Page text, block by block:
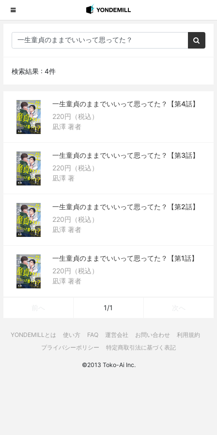
検索結果 : 4件
一生童貞のままでいいって思ってた？【第4話】
220円（税込）
凪澤 著者
一生童貞のままでいいって思ってた？【第3話】
220円（税込）
凪澤 著
一生童貞のままでいいって思ってた？【第2話】
220円（税込）
凪澤 著者
一生童貞のままでいいって思ってた？【第1話】
220円（税込）
凪澤 著者
1/1
YONDEMILLとは 使い方 FAQ 運営会社 お問い合わせ
利用規約
プライバシーポリシー
特定商取引法に基づく表記
©2013 Toko-Ai Inc.